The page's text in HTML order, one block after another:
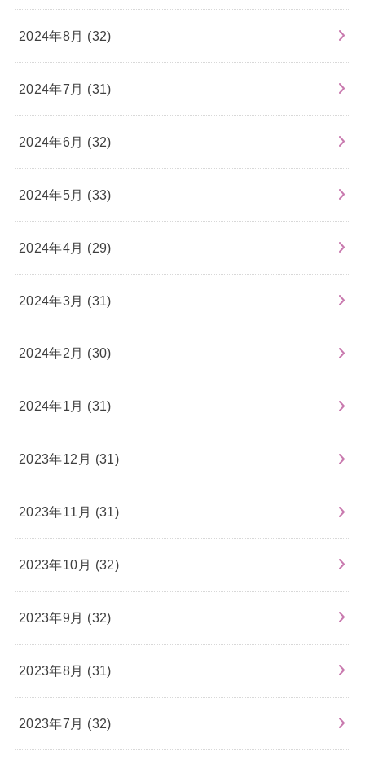
2024年8月 (32)
2024年7月 (31)
2024年6月 (32)
2024年5月 (33)
2024年4月 (29)
2024年3月 (31)
2024年2月 (30)
2024年1月 (31)
2023年12月 (31)
2023年11月 (31)
2023年10月 (32)
2023年9月 (32)
2023年8月 (31)
2023年7月 (32)